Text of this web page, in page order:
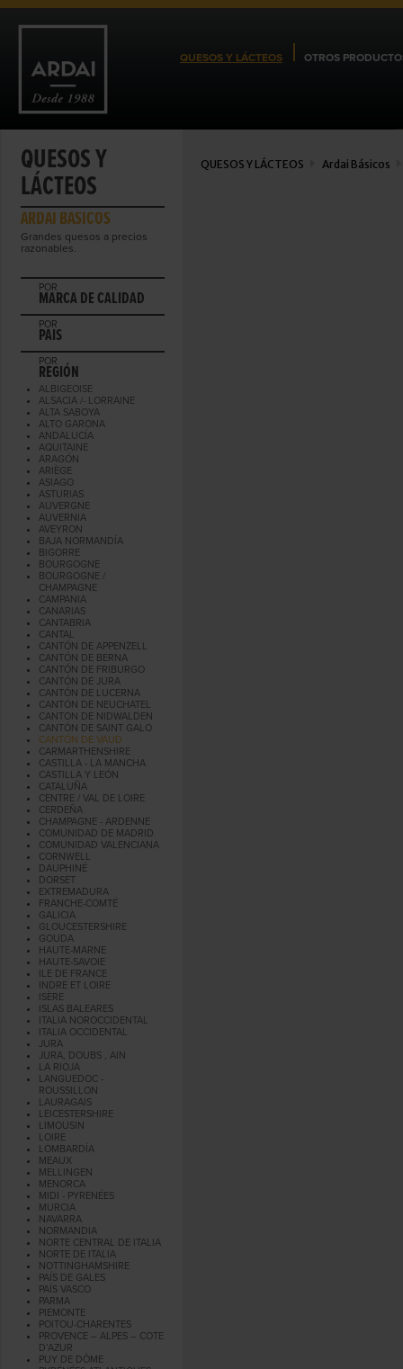
QUESOS Y LÁCTEOS OTROS
QUESOS Y
LÁCTEOS
ARDAI BÁSICOS
Grandes quesos a precios
razonables.
POR
MARCA DE CALIDAD
POR
PAIS
POR
REGIÓN
ALBIGEOISE
ALSACIA /- LORRAINE
ALTA SABOYA
ALTO GARONA
ANDALUCÍA
AQUITAINE
ARAGÓN
ARIÈGE
ASIAGO
ASTURIAS
AUVERGNE
AUVERNIA
AVEYRON
BAJA NORMANDÍA
BIGORRE
BOURGOGNE
BOURGOGNE /
CHAMPAGNE
CAMPANIA
CANARIAS
CANTABRIA
CANTAL
CANTÓN DE APPENZELL
CANTÓN DE BERNA
CANTÓN DE FRIBURGO
CANTÓN DE JURA
CANTÓN DE LUCERNA
CANTÓN DE NEUCHATEL
CANTON DE NIDWALDEN
CANTÓN DE SAINT GALO
CANTÓN DE VAUD
CARMARTHENSHIRE
CASTILLA - LA MANCHA
CASTILLA Y LEÓN
CATALUÑA
CENTRE / VAL DE LOIRE
CERDEÑA
CHAMPAGNE - ARDENNE
COMUNIDAD DE MADRID
COMUNIDAD VALENCIANA
CORNWELL
DAUPHINÉ
DORSET
EXTREMADURA
FRANCHE-COMTÉ
GALICIA
GLOUCESTERSHIRE
GOUDA
HAUTE-MARNE
HAUTE-SAVOIE
ILE DE FRANCE
INDRE ET LOIRE
ISÈRE
ISLAS BALEARES
ITALIA NOROCCIDENTAL
ITALIA OCCIDENTAL
JURA
JURA, DOUBS , AIN
LA RIOJA
LANGUEDOC -
ROUSSILLON
LAURAGAIS
LEICESTERSHIRE
LIMOUSIN
LOIRE
LOMBARDÍA
MEAUX
MELLINGEN
MENORCA
MIDI - PYRENÉES
MURCIA
NAVARRA
NORMANDIA
NORTE CENTRAL DE ITALIA
NORTE DE ITALIA
NOTTINGHAMSHIRE
PAÍS DE GALES
PAÍS VASCO
PARMA
PIEMONTE
POITOU-CHARENTES
PROVENCE – ALPES – COTE
D’AZUR
PUY DE DÔME
QUESOS Y LÁCTEOS Ardai Básicos